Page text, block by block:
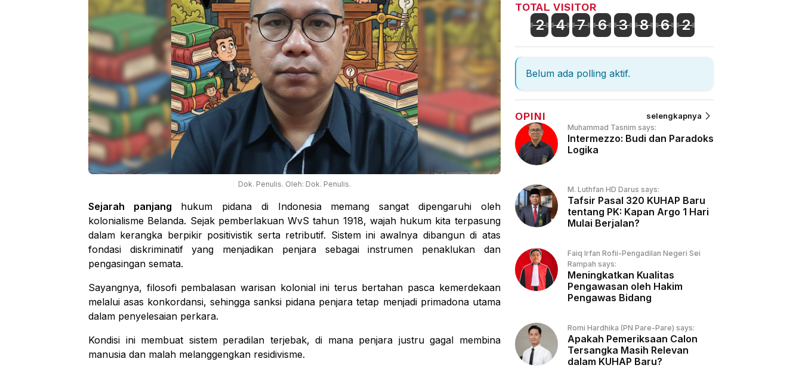
Dok. Penulis. Oleh: Dok. Penulis.
Sejarah panjang hukum pidana di Indonesia memang sangat dipengaruhi oleh
kolonialisme Belanda. Sejak pemberlakuan WvS tahun 1918, wajah hukum kita terpasung
dalam kerangka berpikir positivistik serta retributif. Sistem ini awalnya dibangun di atas
fondasi diskriminatif yang menjadikan penjara sebagai instrumen penaklukan dan
pengasingan semata.
Sayangnya, filosofi pembalasan warisan kolonial ini terus bertahan pasca kemerdekaan
melalui asas konkordansi, sehingga sanksi pidana penjara tetap menjadi primadona utama
dalam penyelesaian perkara.
Kondisi ini membuat sistem peradilan terjebak, di mana penjara justru gagal membina
manusia dan malah melanggengkan residivisme.
TOTAL VISITOR
2 4 7 6 3 8 6 2
Belum ada polling aktif.
OPINI selengkapnya
Muhammad Tasnim says:
Intermezzo: Budi dan Paradoks
Logika
M. Luthfan HD Darus says:
Tafsir Pasal 320 KUHAP Baru
tentang PK: Kapan Argo 1 Hari
Mulai Berjalan?
Faiq Irfan Rofii-Pengadilan Negeri Sei
Rampah says:
Meningkatkan Kualitas
Pengawasan oleh Hakim
Pengawas Bidang
Romi Hardhika (PN Pare-Pare) says:
Apakah Pemeriksaan Calon
Tersangka Masih Relevan
dalam KUHAP Baru?